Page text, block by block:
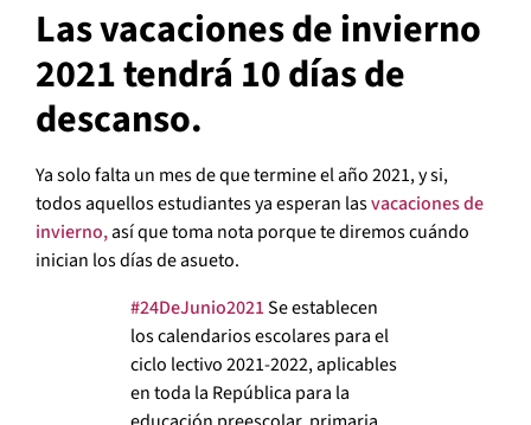
Las vacaciones de invierno
2021 tendrá 10 días de
descanso.
Ya solo falta un mes de que termine el año 2021, y si,
todos aquellos estudiantes ya esperan lasvacaciones de
invierno,así que toma nota porque te diremos cuándo
inician los días de asueto.
#24DeJunio2021Se establecen
los calendarios escolares para el
ciclo lectivo 2021-2022, aplicables
en toda la República para la